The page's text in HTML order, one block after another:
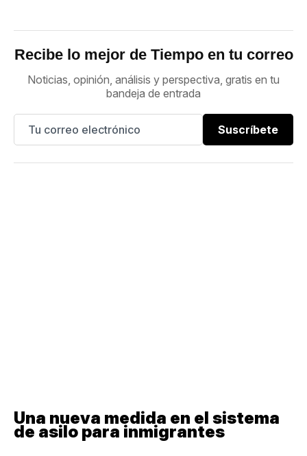
Recibe lo mejor de Tiempo en tu correo
Noticias, opinión, análisis y perspectiva, gratis en tu
bandeja de entrada
Suscríbete
Una nueva medida en el sistema
de asilo para inmigrantes